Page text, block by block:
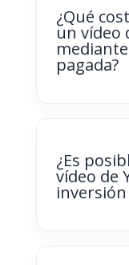
¿Qué
un vídeo
pagada?
¿Es
vídeo de